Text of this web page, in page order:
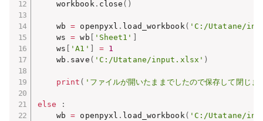
    workbook
. close ( )
    wb
= openpyxl . load_workbook ( 'C:/Utatane/
    ws
= wb [ 'Sheet1' ]
    ws
[ 'A1' ] =
1
    wb
. save ( 'C:/Utatane/input.xlsx' )
print ( 'ファイルが開いたままでしたので保存して閉じ
else
:
    wb
= openpyxl . load_workbook ( 'C:/Utatane/